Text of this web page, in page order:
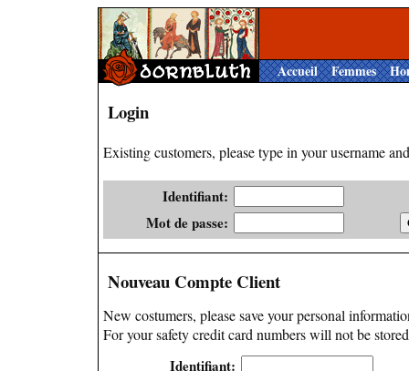
Accueil Femmes
Login
Existing customers, please type in your username
Identifiant:
Mot de passe:
Nouveau Compte Client
New costumers, please save your personal
For your safety credit card numbers will not be
Identifiant: